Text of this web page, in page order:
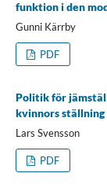
funktion i den
Gunni Kärrby
PDF
Politik för
kvinnors
Lars Svensson
PDF